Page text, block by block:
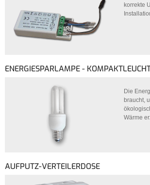
korrekte
ENERGIESPARLAMPE -
Die
braucht,
Wärme
AUFPUTZ-VERTEILERDOSE